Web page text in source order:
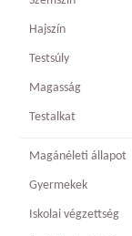
Hajszín
Testsúly
Magasság
Testalkat
Magánéleti állapot
Gyermekek
Iskolai végzettség